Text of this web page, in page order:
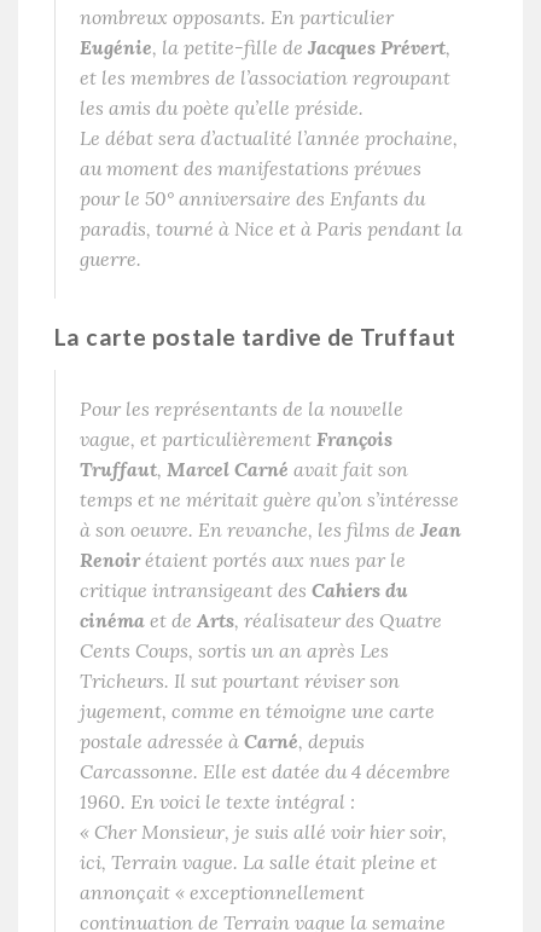
nombreux opposants. En particulier
Eugénie, la petite-fille de Jacques Prévert,
et les membres de l’association regroupant
les amis du poète qu’elle préside.
Le débat sera d’actualité l’année prochaine,
au moment des manifestations prévues
pour le 50° anniversaire des Enfants du
paradis, tourné à Nice et à Paris pendant la
guerre.
La carte postale tardive de Truffaut
Pour les représentants de la nouvelle
vague, et particulièrement François
Truffaut, Marcel Carné avait fait son
temps et ne méritait guère qu’on s’intéresse
à son oeuvre. En revanche, les films de Jean
Renoirétaient portés aux nues par le
critique intransigeant des Cahiers du
cinéma et de Arts, réalisateur des Quatre
Cents Coups, sortis un an après Les
Tricheurs. Il sut pourtant réviser son
jugement, comme en témoigne une carte
postale adressée à Carné, depuis
Carcassonne. Elle est datée du 4 décembre
1960. En voici le texte intégral :
« Cher Monsieur, je suis allé voir hier soir,
ici, Terrain vague. La salle était pleine et
annonçait « exceptionnellement
continuation de Terrain vague la semaine